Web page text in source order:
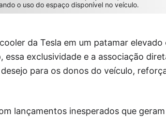
o uso do espaço disponível no veículo.
da Tesla em um patamar
exclusividade e a associação
para os donos do veículo,
lançamentos inesperados que